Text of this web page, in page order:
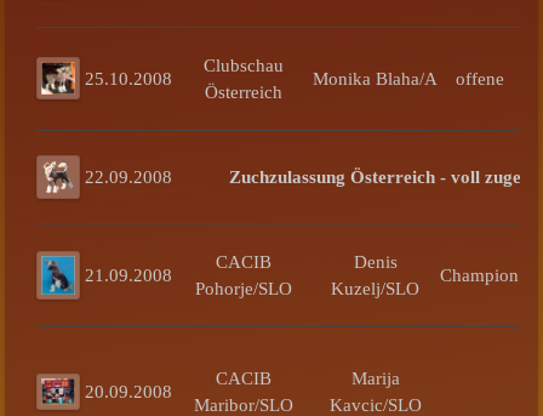
25.10.2008
Clubschau
Österreich
Monika Blaha/A offene
22.09.2008 Zuchzulassung Österreich - voll
21.09.2008
CACIB
Pohorje/SLO
Denis
Kuzelj/SLO
Champion
20.09.2008
CACIB
Maribor/SLO
Marija
Kavcic/SLO